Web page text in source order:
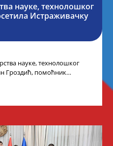
науке, технолошког
Истраживачку
науке, технолошког
Гроздић, помоћник